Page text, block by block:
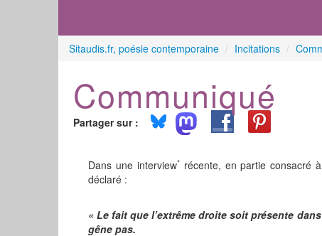
Sitaudis.fr, poésie contemporaine / Incitations /
Communiqué
Partager sur :
Dans une interview*récente, en partie consacré
déclaré :
« Le fait que l’extrême droite soit présente
gêne pas.